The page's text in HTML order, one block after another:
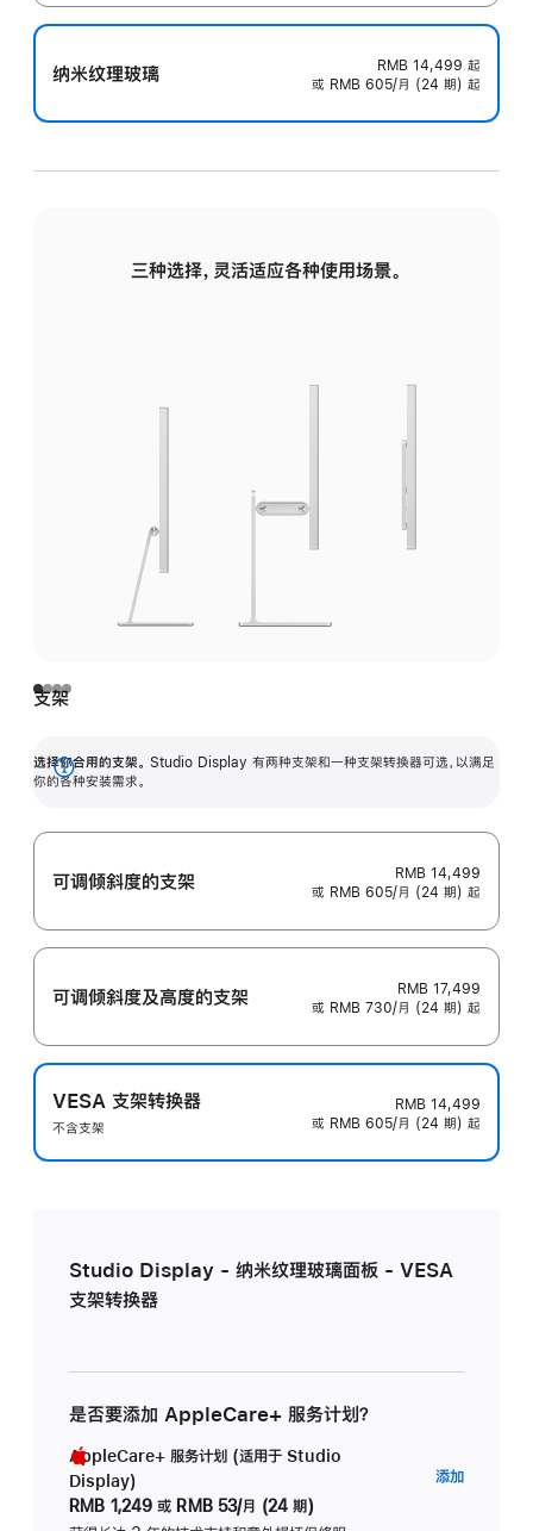
纳米纹理玻璃 RMB 14,499 起
或 RMB 605/月 (24 期) 起
三种选择，灵活适应各种使用场景。
支架
选择你合用的支架。 Studio Display 有两种支架和一种支架转换器可选，以满足
你的各种安装需求。
展
可调倾斜度的支架
RMB 14,499
或 RMB 605/月 (24 期) 起
可调倾斜度及高‍度的支‍架
RMB 17,499
或 RMB 730/月 (24 期) 起
VESA 支架转换器
不含支架
RMB 14,499
或 RMB 605/月 (24 期) 起
Studio Display - 纳米纹理玻璃面板 - VESA
支架转换器
是否要添加 AppleCare+ 服务计划？
AppleCare+ 服务计划 (适用于 Studio
Display)
RMB 1,249 或 RMB 53/月 (24 期)
添加